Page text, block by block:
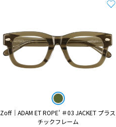
Zoff｜ADAM ET ROPE' ＃03 JACKET プラス
チックフレーム